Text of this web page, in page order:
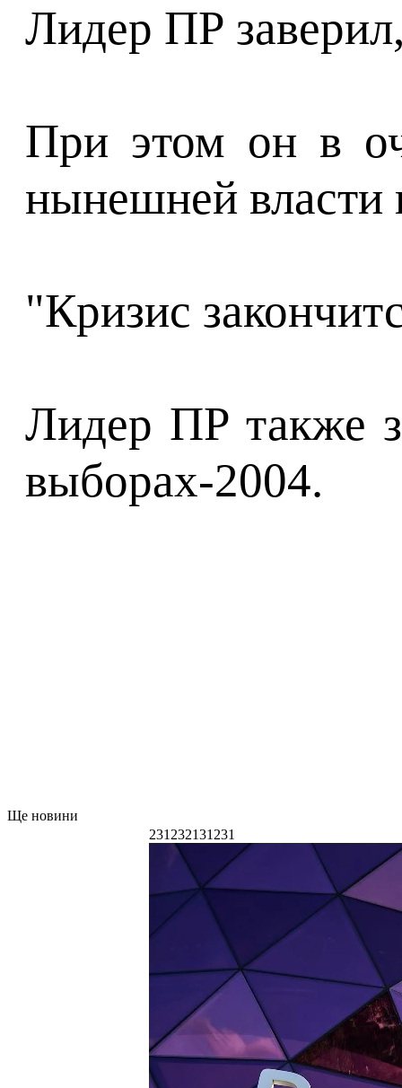
Лидер ПР
При этом он в
нынешней власти
"Кризис
Лидер ПР также
выборах-2004.
Ще новини
231232131231